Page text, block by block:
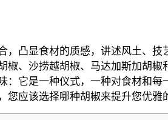
凸显食材的质感，讲述风土、
、沙捞越胡椒、马达加斯加胡
它是一种仪式，一种对食材和
应该选择哪种胡椒来提升您优雅